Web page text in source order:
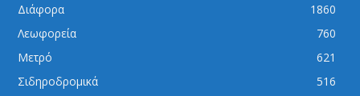
Διάφορα
1860
Λεωφορεία
760
Μετρό
621
Σιδηροδρομικά
516